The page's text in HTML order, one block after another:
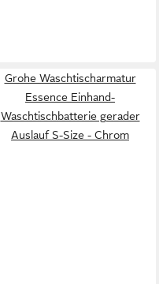
Grohe Waschtischarmatur
Essence Einhand-
Waschtischbatterie gerader
Auslauf S-Size - Chrom